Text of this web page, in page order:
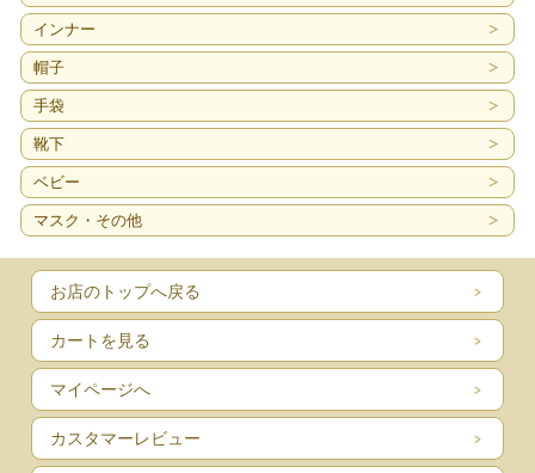
インナー
帽子
手袋
靴下
ベビー
マスク・その他
お店のトップへ戻る
カートを見る
マイページへ
カスタマーレビュー